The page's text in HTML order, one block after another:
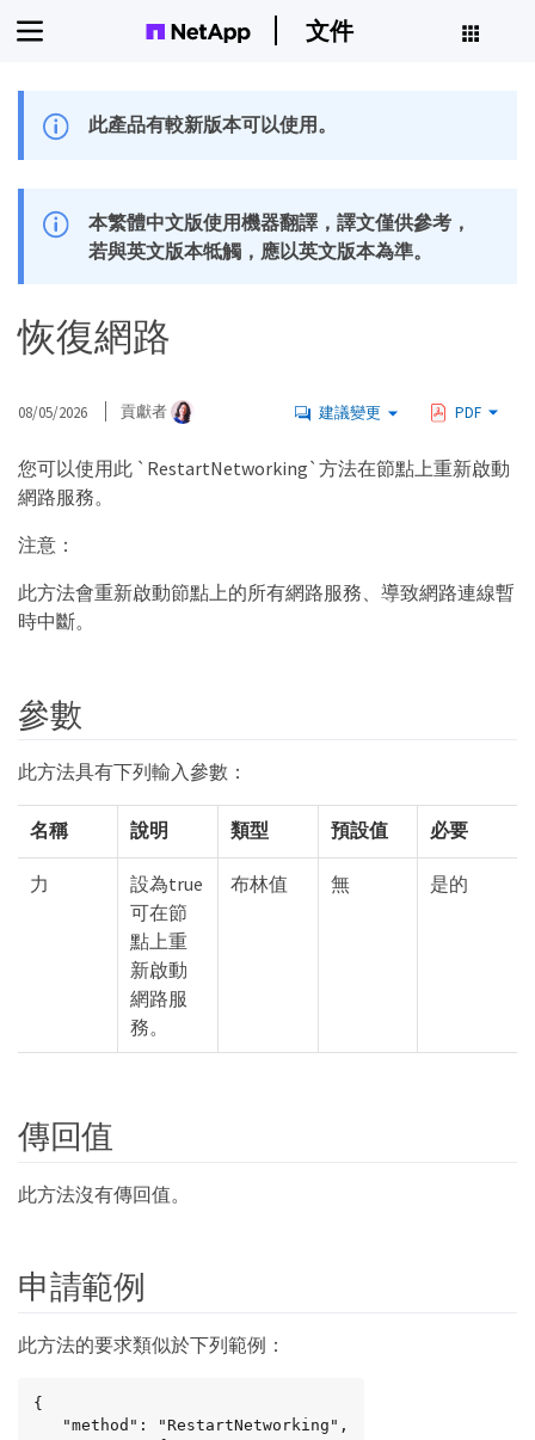
文件
此產品有較新版本可以使用。
本繁體中文版使用機器翻譯，譯文僅供參考，
若與英文版本牴觸，應以英文版本為準。
恢復網路
08/05/2026 貢獻者 建議變更 PDF
您可以使用此 `RestartNetworking`方法在節點上重新啟動
網路服務。
注意：
此方法會重新啟動節點上的所有網路服務、導致網路連線暫
時中斷。
參數
此方法具有下列輸入參數：
名稱 說明 類型 預設值 必要
力
設為true
可在節
點上重
新啟動
網路服
務。
布林值 無 是的
傳回值
此方法沒有傳回值。
申請範例
此方法的要求類似於下列範例：
{